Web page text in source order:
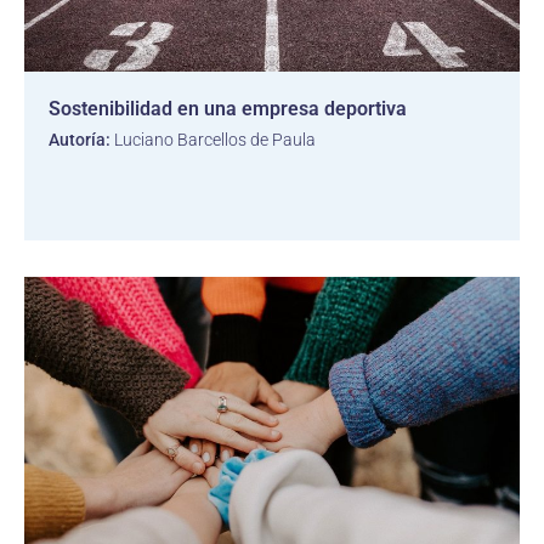
Sostenibilidad en una empresa deportiva
Autoría: Luciano Barcellos de Paula